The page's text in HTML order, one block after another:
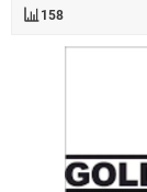
158